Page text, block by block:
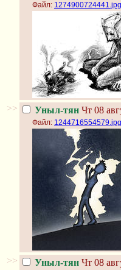
Файл: 1274900724441.jpg
>> Уныл-тян Чт 08
Файл: 1244716554579.jpg
>> Уныл-тян Чт 08